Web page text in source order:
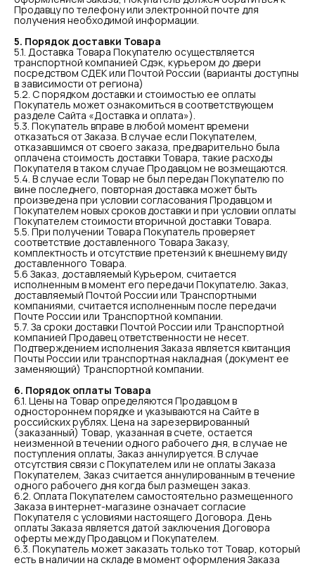
Продавцу по телефону или электронной почте для
получения необходимой информации.
5. Порядок доставки Товара
5.1. Доставка Товара Покупателю осуществляется
транспортной компанией Сдэк, курьером до двери
посредством СДЕК или Почтой России (варианты доступны
в зависимости от региона)
5.2. С порядком доставки и стоимостью ее оплаты
Покупатель может ознакомиться в соответствующем
разделе Сайта «Доставка и оплата»).
5.3. Покупатель вправе в любой момент времени
отказаться от Заказа. В случае если Покупателем,
отказавшимся от своего заказа, предварительно была
оплачена стоимость доставки Товара, такие расходы
Покупателя в таком случае Продавцом не возмещаются.
5.4. В случае если Товар не был передан Покупателю по
вине последнего, повторная доставка может быть
произведена при условии согласования Продавцом и
Покупателем новых сроков доставки и при условии оплаты
Покупателем стоимости вторичной доставки Товара.
5.5. При получении Товара Покупатель проверяет
соответствие доставленного Товара Заказу,
комплектность и отсутствие претензий к внешнему виду
доставленного Товара.
5.6 Заказ, доставляемый Курьером, считается
исполненным в момент его передачи Покупателю. Заказ,
доставляемый Почтой России или Транспортными
компаниями, считается исполненным после передачи
Почте России или Транспортной компании.
5.7. За сроки доставки Почтой России или Транспортной
компанией Продавец ответственности не несет.
Подтверждением исполнения Заказа является квитанция
Почты России или транспортная накладная (документ ее
заменяющий) Транспортной компании.
6. Порядок оплаты Товара
6.1. Цены на Товар определяются Продавцом в
одностороннем порядке и указываются на Сайте в
российских рублях. Цена на зарезервированный
(заказанный) Товар, указанная в счете, остается
неизменной в течении одного рабочего дня, в случае не
поступления оплаты, Заказ аннулируется. В случае
отсутствия связи с Покупателем или не оплаты Заказа
Покупателем, Заказ считается аннулированным в течение
одного рабочего дня когда был размещен заказ.
6.2. Оплата Покупателем самостоятельно размещенного
Заказа в интернет-магазине означает согласие
Покупателя с условиями настоящего Договора. День
оплаты Заказа является датой заключения Договора
оферты между Продавцом и Покупателем.
6.3. Покупатель может заказать только тот Товар, который
есть в наличии на складе в момент оформления Заказа